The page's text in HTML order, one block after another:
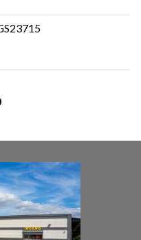
Huidige
€ 1.650,00.